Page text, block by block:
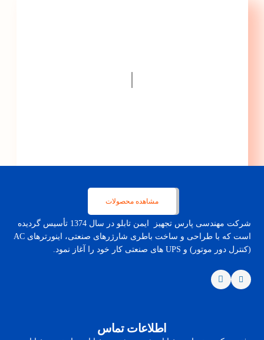
|
مشاهده محصولات
شرکت مهندسی پارس تجهیز ایمن تابلو در سال 1374 تأسیس گردیده
است که با طراحی و ساخت باطری شارژرهای صنعتی، اینورترهای AC
(کنترل دور موتور) و UPS های صنعتی کار خود را آغاز نمود.
اطلاعات تماس